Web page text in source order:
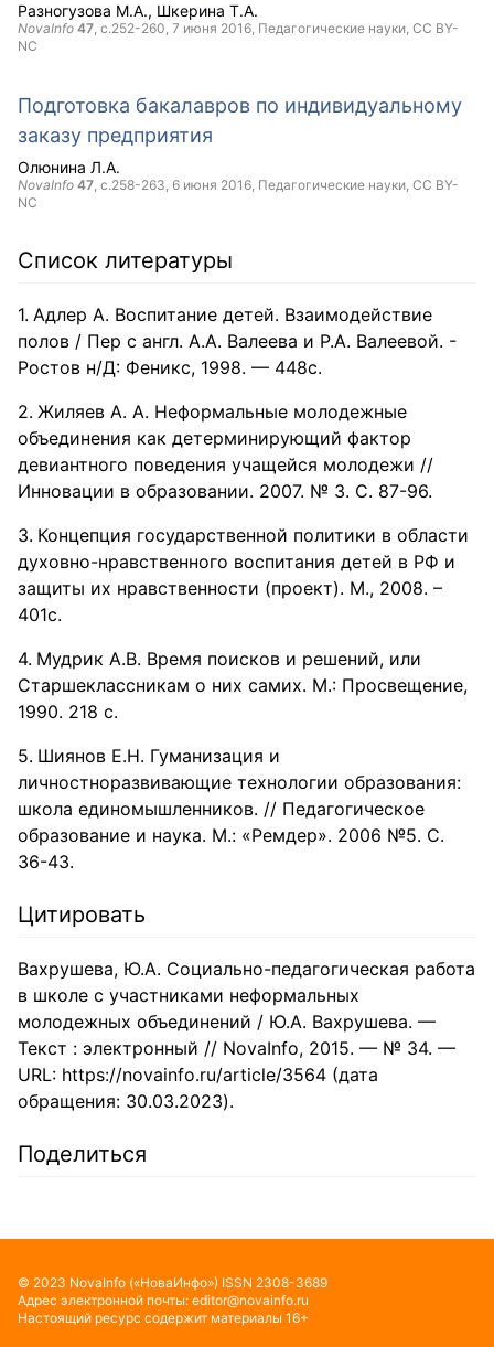
Разногузова М.А. Шкерина Т.А.
NovaInfo 47, с.252-260, 7 июня 2016, Педагогические науки, CC BY-
NC
Подготовка бакалавров по индивидуальному
заказу предприятия
Олюнина Л.А.
NovaInfo 47, с.258-263, 6 июня 2016, Педагогические науки, CC BY-
NC
Список литературы
Адлер А. Воспитание детей. Взаимодействие
полов / Пер с англ. А.А. Валеева и Р.А. Валеевой. -
Ростов н/Д: Феникс, 1998. — 448с.
Жиляев А. А. Неформальные молодежные
объединения как детерминирующий фактор
девиантного поведения учащейся молодежи //
Инновации в образовании. 2007. № 3. С. 87-96.
Концепция государственной политики в области
духовно-нравственного воспитания детей в РФ и
защиты их нравственности (проект). М., 2008. –
401с.
Мудрик A.B. Время поисков и решений, или
Старшеклассникам о них самих. М.: Просвещение,
1990. 218 с.
Шиянов E.H. Гуманизация и
личностноразвивающие технологии образования:
школа единомышленников. // Педагогическое
образование и наука. М.: «Ремдер». 2006 №5. С.
36-43.
Цитировать
Вахрушева, Ю.А. Социально-педагогическая работа
в школе с участниками неформальных
молодежных объединений / Ю.А. Вахрушева. —
Текст : электронный // NovaInfo, 2015. — № 34. —
URL: https://novainfo.ru/article/3564 (дата
обращения: 30.03.2023).
Поделиться
© 2023 NovaInfo («НоваИнфо») ISSN 2308-3689
Адрес электронной почты: editor@novainfo.ru
Настоящий ресурс содержит материалы 16+